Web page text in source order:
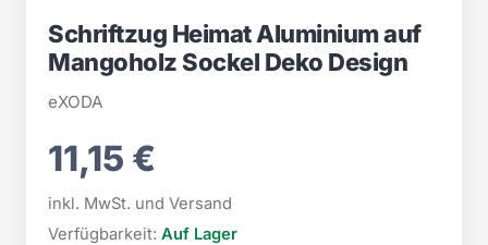
Schriftzug Heimat Aluminium auf
Mangoholz Sockel Deko Design
eXODA
11,15 €
inkl. MwSt. und Versand
Verfügbarkeit: Auf Lager